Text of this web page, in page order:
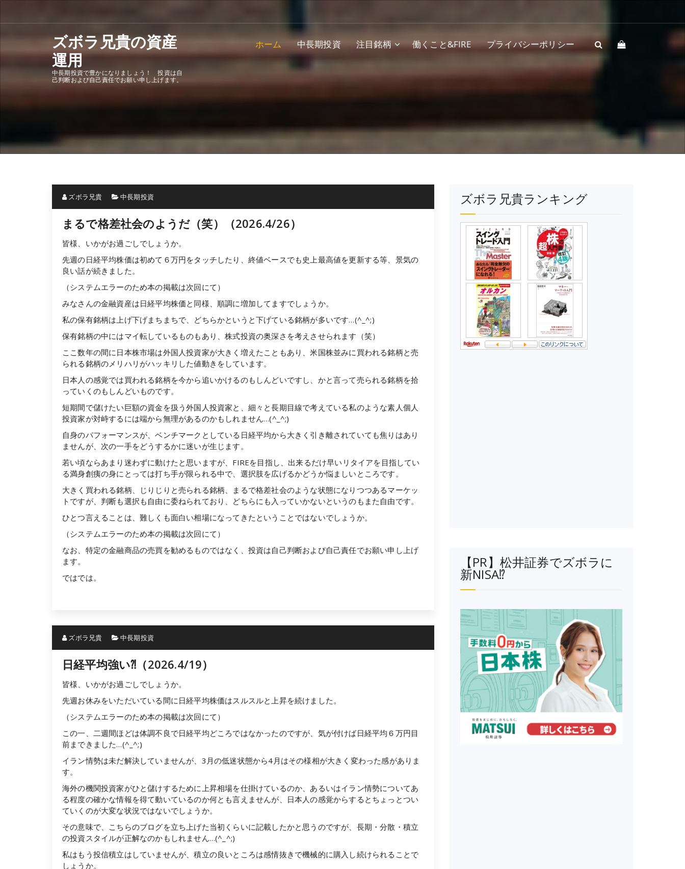
content
ズボラ兄貴の資産
運用
中長期投資で豊かになりましょう！ 投資は自
己判断および自己責任でお願い申し上げます。
ホーム 中長期投資 注目銘柄 働くこと&FIRE プライバシーポリシー
ズボラ兄貴 中長期投資
まるで格差社会のようだ（笑）（2026.4/26）
皆様、いかがお過ごしでしょうか。
先週の日経平均株価は初めて６万円をタッチしたり、終値ベースでも史上最高値を更新する等、景気の
良い話が続きました。
（システムエラーのため本の掲載は次回にて）
みなさんの金融資産は日経平均株価と同様、順調に増加してますでしょうか。
私の保有銘柄は上げ下げまちまちで、どちらかというと下げている銘柄が多いです…(^_^;)
保有銘柄の中にはマイ転しているものもあり、株式投資の奥深さを考えさせられます（笑）
ここ数年の間に日本株市場は外国人投資家が大きく増えたこともあり、米国株並みに買われる銘柄と売
られる銘柄のメリハリがハッキリした値動きをしています。
日本人の感覚では買われる銘柄を今から追いかけるのもしんどいですし、かと言って売られる銘柄を拾
っていくのもしんどいものです。
短期間で儲けたい巨額の資金を扱う外国人投資家と、細々と長期目線で考えている私のような素人個人
投資家が対峙するには端から無理があるのかもしれません…(^_^;)
自身のパフォーマンスが、ベンチマークとしている日経平均から大きく引き離されていても焦りはあり
ませんが、次の一手をどうするかに迷いが生じます。
若い頃ならあまり迷わずに動けたと思いますが、FIREを目指し、出来るだけ早いリタイアを目指してい
る満身創痍の身にとっては打ち手が限られる中で、選択肢を広げるかどうか悩ましいところです。
大きく買われる銘柄、じりじりと売られる銘柄、まるで格差社会のような状態になりつつあるマーケッ
トですが、判断も選択も自由に委ねられており、どちらにも入っていかないというのもまた自由です。
ひとつ言えることは、難しくも面白い相場になってきたということではないでしょうか。
（システムエラーのため本の掲載は次回にて）
なお、特定の金融商品の売買を勧めるものではなく、投資は自己判断および自己責任でお願い申し上げ
ます。
ではでは。
ズボラ兄貴 中長期投資
日経平均強い⁈（2026.4/19）
皆様、いかがお過ごしでしょうか。
先週お休みをいただいている間に日経平均株価はスルスルと上昇を続けました。
（システムエラーのため本の掲載は次回にて）
この一、二週間ほどは体調不良で日経平均どころではなかったのですが、気が付けば日経平均６万円目
前まできました…(^_^;)
イラン情勢は未だ解決していませんが、3月の低迷状態から4月はその様相が大きく変わった感がありま
す。
海外の機関投資家がひと儲けするために上昇相場を仕掛けているのか、あるいはイラン情勢についてあ
る程度の確かな情報を得て動いているのか何とも言えませんが、日本人の感覚からするとちょっとつい
ていくのが大変な状況ではないでしょうか。
その意味で、こちらのブログを立ち上げた当初くらいに記載したかと思うのですが、長期・分散・積立
の投資スタイルが正解なのかもしれません…(^_^;)
私はもう投信積立はしていませんが、積立の良いところは感情抜きで機械的に購入し続けられることで
しょうか。
ズボラ兄貴ランキング
【PR】松井証券でズボラに
新NISA⁉